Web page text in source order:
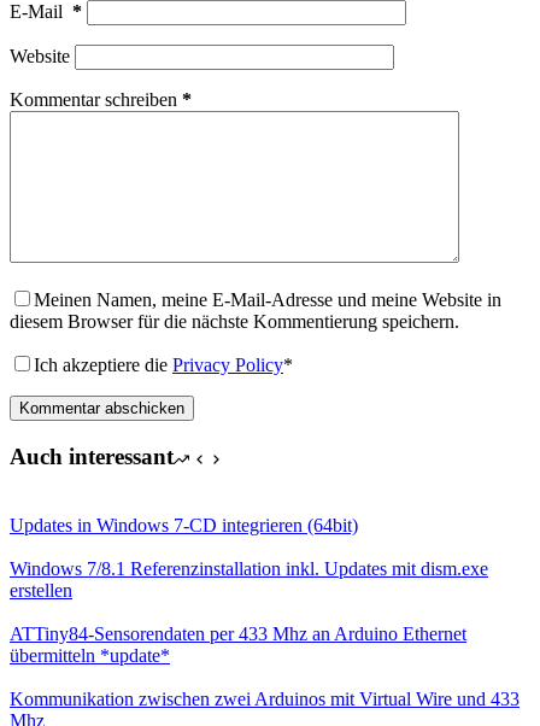
E-Mail *
Website
Kommentar schreiben *
Meinen Namen, meine E-Mail-Adresse und meine Website in
diesem Browser für die nächste Kommentierung speichern.
Ich akzeptiere die Privacy Policy*
Kommentar abschicken
Auch interessant
Updates in Windows 7-CD integrieren (64bit)
Windows 7/8.1 Referenzinstallation inkl. Updates mit dism.exe
erstellen
ATTiny84-Sensorendaten per 433 Mhz an Arduino Ethernet
übermitteln *update*
Kommunikation zwischen zwei Arduinos mit Virtual Wire und 433
Mhz